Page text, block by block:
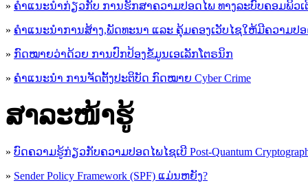
» ຄຳແນະນຳກ່ຽວກັບ ການຮັກສາຄວາມປອດໄພ ທາງລະບົບຄອມພິວເ
» ຄຳແນະນຳການສ້າງ,ພັດທະນາ ແລະ ຄຸ້ມຄອງເວັບໄຊໃຫ້ມີຄວາມປ
» ກົດໝາຍວ່າດ້ວຍ ການປົກປ້ອງຂໍ້ມູນເອເລັກໂຕຣນິກ
» ຄຳແນະນຳ ການຈັດຕັ້ງປະຕິບັດ ກົດໝາຍ Cyber Crime
ສາລະໜ້າຮູ້
» ບົດຄວາມຮູ້ກ່ຽວກັບຄວາມປອດໄພໄຊເບີ Post-Quantum
» Sender Policy Framework (SPF) ແມ່ນຫຍັງ?